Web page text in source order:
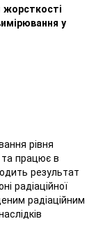
жорсткості
у
рівня
та працює в
результат
радіаційної
радіаційним